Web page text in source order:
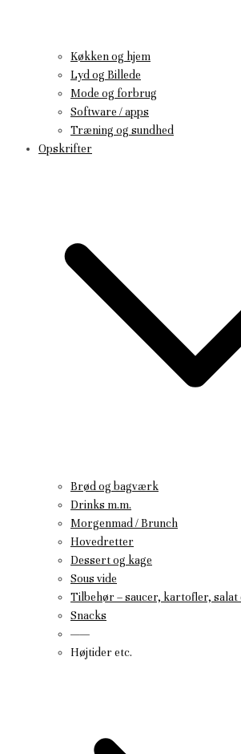
Køkken og hjem
Lyd og Billede
Mode og forbrug
Software / apps
Træning og sundhed
Opskrifter
Brød og bagværk
Drinks m.m.
Morgenmad / Brunch
Hovedretter
Dessert og kage
Sous vide
Tilbehør – saucer, kartofler, salat
Snacks
——
Højtider etc.